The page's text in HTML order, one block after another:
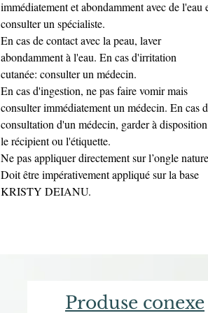
immédiatement et abondamment avec de l'eau
consulter un spécialiste.
En cas de contact avec la peau, laver
abondamment à l'eau. En cas d'irritation
cutanée: consulter un médecin.
En cas d'ingestion, ne pas faire vomir mais
consulter immédiatement un médecin. En cas
consultation d'un médecin, garder à disposition
le récipient ou l'étiquette.
Ne pas appliquer directement sur l’ongle
Doit être impérativement appliqué sur la base
KRISTY DEIANU.
Produse conexe